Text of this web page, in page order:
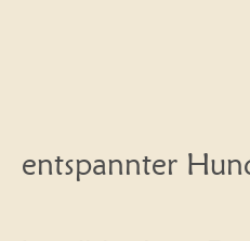
entspannter